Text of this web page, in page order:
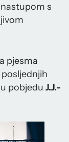
s
pjesma
pobjedu J.J.-